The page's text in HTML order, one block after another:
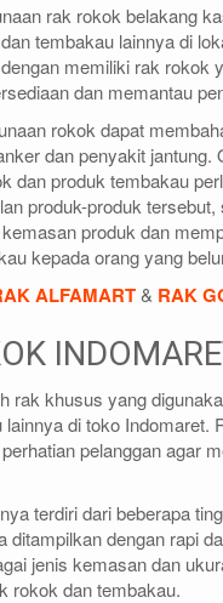
rak rokok belakang
tembakau lainnya di
memiliki rak rokok
dan memantau
rokok dapat
dan penyakit jantung.
dan produk tembakau
produk-produk
produk dan
kepada orang yang
ALFAMART& RAK
rak khusus yang
di toko Indomaret.
pelanggan agar
terdiri dari beberapa
dengan rapi
jenis kemasan dan
rokok dan tembakau.